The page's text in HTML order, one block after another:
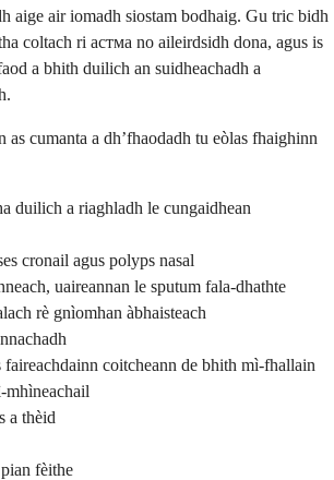
aige air iomadh siostam bodhaig. Gu tric bidh
coltach ri aстма no aileirdsidh dona, agus is
a bhith duilich an suidheachadh a
as cumanta a dh’fhaodadh tu eòlas fhaighinn
duilich a riaghladh le cungaidhean
cronail agus polyps nasal
uaireannan le sputum fala-dhathte
rè gnìomhan àbhaisteach
faireachdainn coitcheann de bhith mì-fhallain
mhìneachail
a thèid
fèithe